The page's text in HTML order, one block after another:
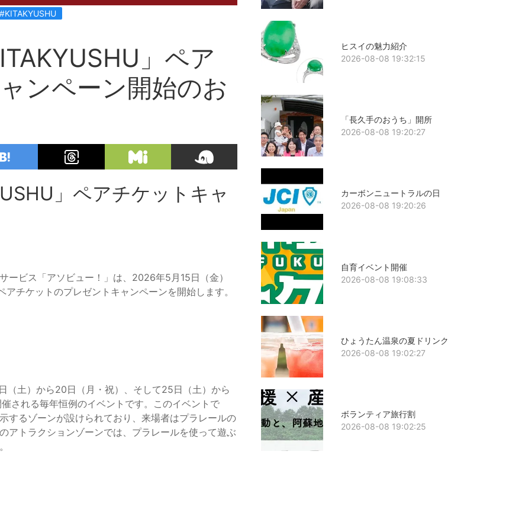
#KITAKYUSHU
」ペア
ンペーン開始のお
」ペアチケットキャ
ービス「アソビュー！」は、2026年5月15日（金）
チケットのプレゼントキャンペーンを開始します。
（土）から20日（月・祝）、そして25日（土）から
される毎年恒例のイベントです。このイベントで
するゾーンが設けられており、来場者はプラレールの
アトラクションゾーンでは、プラレールを使って遊ぶ
ヒスイの魅力紹介
2026-08-08 19:32:15
「長久手のおうち」開所
2026-08-08 19:20:27
カーボンニュートラルの日
2026-08-08 19:20:26
自育イベント開催
2026-08-08 19:08:33
ひょうたん温泉の夏ドリンク
2026-08-08 19:02:27
ボランティア旅行割
2026-08-08 19:02:25